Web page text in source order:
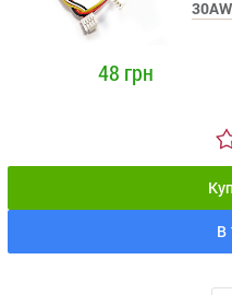
48 грн
В